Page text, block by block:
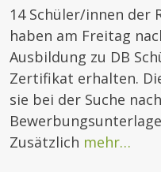
14 Schüler/innen der
haben am Freitag
Ausbildung zu DB
Zertifikat erhalten.
sie bei der Suche
Zusätzlich mehr…